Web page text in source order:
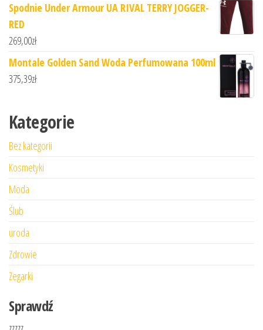
Spodnie Under Armour UA RIVAL TERRY JOGGER-
RED
269,00zł
Montale Golden Sand Woda Perfumowana 100ml
375,39zł
Kategorie
Bez kategorii
Kosmetyki
Moda
Ślub
uroda
Zdrowie
Zegarki
Sprawdź